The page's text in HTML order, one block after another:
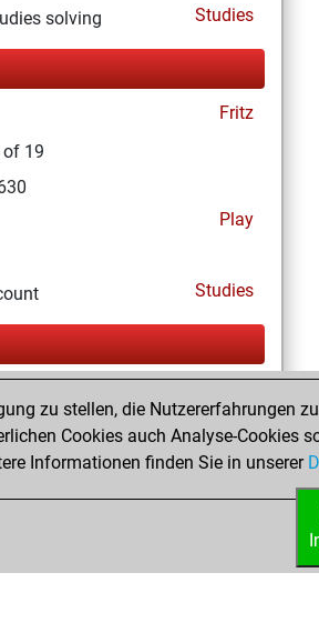
solving
Studies
Fritz
of 19
Play
Studies
Play
zu stellen, die Nutzererfahrungen
Cookies auch Analyse-Cookies
Informationen finden Sie in unserer